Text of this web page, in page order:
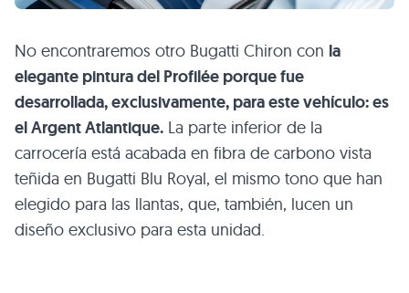
No encontraremos otro Bugatti Chiron con la
elegante pintura del Profilée porque fue
desarrollada, exclusivamente, para este vehículo: es
el Argent Atlantique. La parte inferior de la
carrocería está acabada en fibra de carbono vista
teñida en Bugatti Blu Royal, el mismo tono que han
elegido para las llantas, que, también, lucen un
diseño exclusivo para esta unidad.